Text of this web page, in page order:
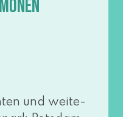
und wei­te­